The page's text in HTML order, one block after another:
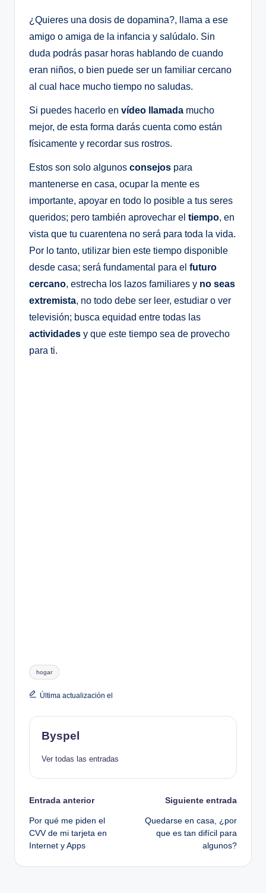
¿Quieres una dosis de dopamina?, llama a ese
amigo o amiga de la infancia y salúdalo. Sin
duda podrás pasar horas hablando de cuando
eran niños, o bien puede ser un familiar cercano
al cual hace mucho tiempo no saludas.
Si puedes hacerlo en vídeo llamada mucho
mejor, de esta forma darás cuenta como están
físicamente y recordar sus rostros.
Estos son solo algunos consejos para
mantenerse en casa, ocupar la mente es
importante, apoyar en todo lo posible a tus seres
queridos; pero también aprovechar el tiempo, en
vista que tu cuarentena no será para toda la vida.
Por lo tanto, utilizar bien este tiempo disponible
desde casa; será fundamental para el futuro
cercano, estrecha los lazos familiares y no seas
extremista, no todo debe ser leer, estudiar o ver
televisión; busca equidad entre todas las
actividades y que este tiempo sea de provecho
para ti.
Etiquetas:
hogar
Última actualización el
Byspel
Ver todas las entradas
Navegación
de
entradas
Entrada anterior
Por qué me piden el
CVV de mi tarjeta en
Internet y Apps
Siguiente entrada
Quedarse en casa, ¿por
que es tan difícil para
algunos?